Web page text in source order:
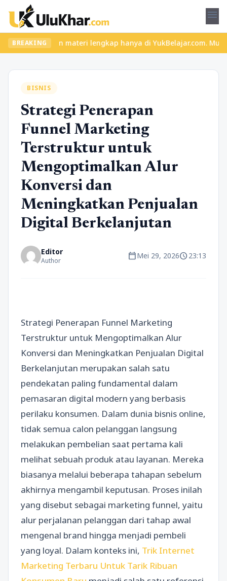
menu
BREAKING
dan materi lengkap hanya di YukBelajar.com. Mulai
BISNIS
Strategi Penerapan
Funnel Marketing
Terstruktur untuk
Mengoptimalkan Alur
Konversi dan
Meningkatkan Penjualan
Digital Berkelanjutan
Editor
Author calendar_todayMei 29, 2026schedule23:13
Strategi Penerapan Funnel Marketing
Terstruktur untuk Mengoptimalkan Alur
Konversi dan Meningkatkan Penjualan Digital
Berkelanjutan merupakan salah satu
pendekatan paling fundamental dalam
pemasaran digital modern yang berbasis
perilaku konsumen. Dalam dunia bisnis online,
tidak semua calon pelanggan langsung
melakukan pembelian saat pertama kali
melihat sebuah produk atau layanan. Mereka
biasanya melalui beberapa tahapan sebelum
akhirnya mengambil keputusan. Proses inilah
yang disebut sebagai marketing funnel, yaitu
alur perjalanan pelanggan dari tahap awal
mengenal brand hingga menjadi pembeli
yang loyal. Dalam konteks ini, Trik Internet
Marketing Terbaru Untuk Tarik Ribuan